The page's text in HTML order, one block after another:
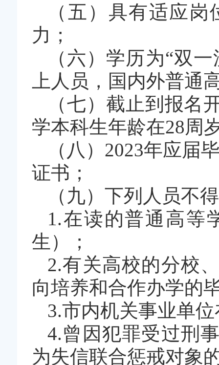
（五）具有适应
力；
（六）学历为“双
上人员，国内外普通
（七）截止到报名
学本科生年龄在28周
（八）2023年应届
证书；
（九）下列人员不
1.在读的普通高等
生）；
2.有关高校的分校
向培养和合作办学的
3.市内机关事业单
4.曾因犯罪受过刑
为失信联合惩戒对象